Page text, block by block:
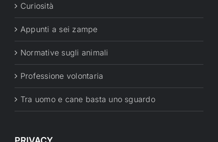
Curiosità
Appunti a sei zampe
Normative sugli animali
Professione volontaria
Tra uomo e cane basta uno sguardo